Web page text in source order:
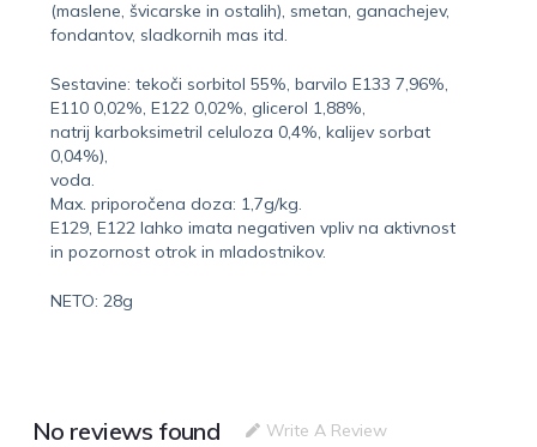
(maslene, švicarske in ostalih), smetan, ganachejev,
fondantov, sladkornih mas itd.
Sestavine: tekoči sorbitol 55%, barvilo E133 7,96%,
E110 0,02%, E122 0,02%, glicerol 1,88%,
natrij karboksimetril celuloza 0,4%, kalijev sorbat
0,04%),
voda.
Max. priporočena doza: 1,7g/kg.
E129, E122 lahko imata negativen vpliv na aktivnost
in pozornost otrok in mladostnikov.
NETO: 28g
No reviews found Write A Review